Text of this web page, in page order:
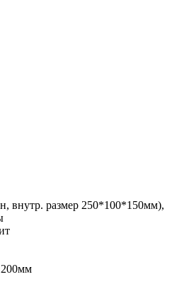
внутр. размер 250*100*150мм),